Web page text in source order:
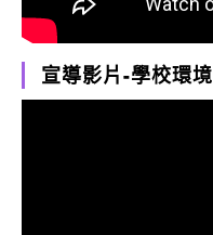
宣導影片-學校環境